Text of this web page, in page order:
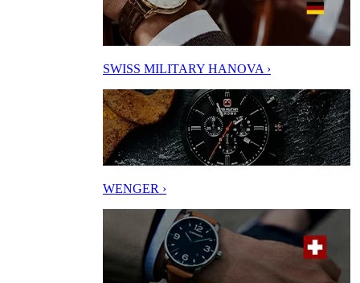
SWISS MILITARY HANOVA ›
WENGER ›